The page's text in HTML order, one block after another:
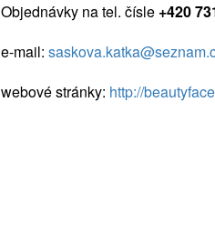
Objednávky na tel. čísle +420
e-mail:
webové stránky: http://